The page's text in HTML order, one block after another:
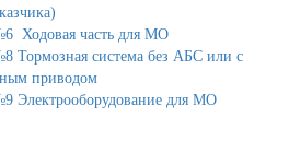
Ходовая часть для МО
Тормозная система без АБС или с
приводом
Электрооборудование для МО